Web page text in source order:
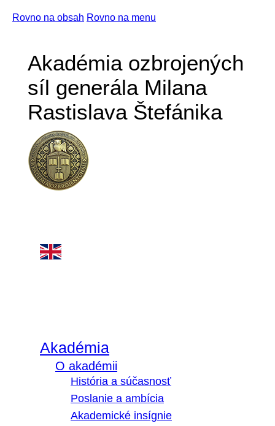
Rovno na obsah Rovno na menu
Akadémia ozbrojených
síl generála Milana
Rastislava Štefánika
Akadémia
O akadémii
História a súčasnosť
Poslanie a ambícia
Akademické insígnie